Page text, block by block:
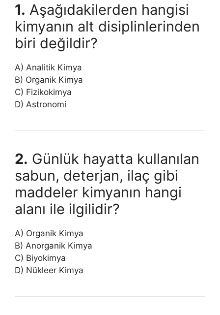
1. Aşağıdakilerden hangisi
kimyanın alt disiplinlerinden
biri değildir?
A) Analitik Kimya
B) Organik Kimya
C) Fizikokimya
D) Astronomi
2. Günlük hayatta kullanılan
sabun, deterjan, ilaç gibi
maddeler kimyanın hangi
alanı ile ilgilidir?
A) Organik Kimya
B) Anorganik Kimya
C) Biyokimya
D) Nükleer Kimya